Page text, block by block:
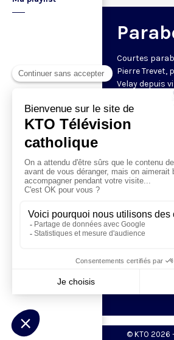
Courtes
Pierre Trevet,
Velay depuis
éponymes
autant
sagesse
© KTO 2026